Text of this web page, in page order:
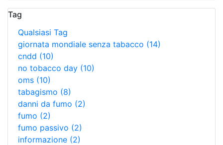
Tag
Qualsiasi Tag
giornata mondiale senza tabacco (14)
cndd (10)
no tobacco day (10)
oms (10)
tabagismo (8)
danni da fumo (2)
fumo (2)
fumo passivo (2)
informazione (2)